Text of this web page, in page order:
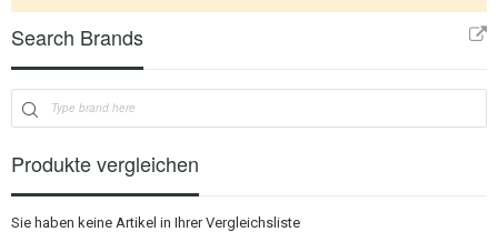
Search Brands
Produkte vergleichen
Sie haben keine Artikel in Ihrer Vergleichsliste